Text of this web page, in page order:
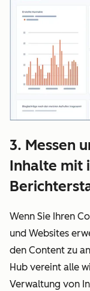
3. Messen
Inhalte mit
Wenn Sie Ihren
und Websites
den Content zu
Hub vereint alle
Verwaltung von